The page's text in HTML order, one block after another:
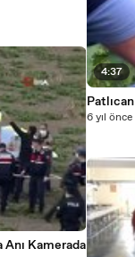
Kamerada
4:37
6 yıl önce